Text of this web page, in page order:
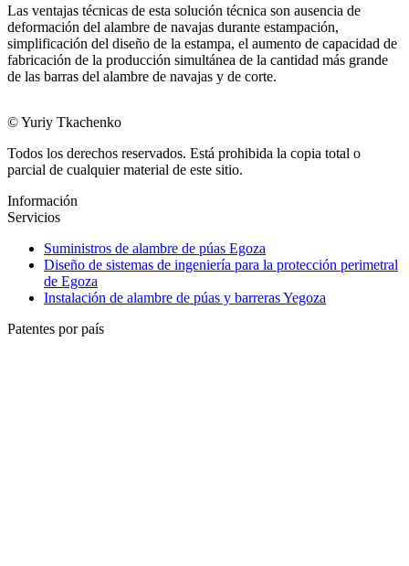
Las ventajas técnicas de esta solución técnica son ausencia de
deformación del alambre de navajas durante estampación,
simplificación del diseño de la estampa, el aumento de capacidad de
fabricación de la producción simultánea de la cantidad más grande
de las barras del alambre de navajas y de corte.
© Yuriy Tkachenko
Todos los derechos reservados. Está prohibida la copia total o
parcial de cualquier material de este sitio.
Información
Servicios
Suministros de alambre de púas Egoza
Diseño de sistemas de ingeniería para la protección perimetral
de Egoza
Instalación de alambre de púas y barreras Yegoza
Patentes por país